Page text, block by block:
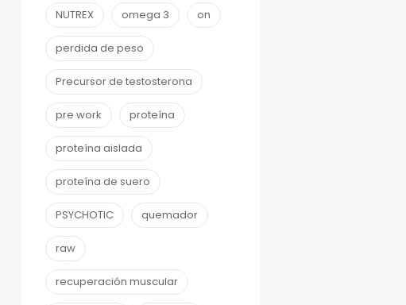
NUTREX omega 3 on
perdida de peso
Precursor de testosterona
pre work proteína
proteína aislada
proteína de suero
PSYCHOTIC quemador
raw
recuperación muscular